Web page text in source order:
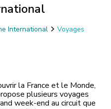
International Voyages
la France et le Monde,
plusieurs voyages
week-end au circuit que